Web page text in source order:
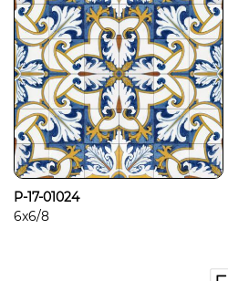
P-17-01024
6x6/8